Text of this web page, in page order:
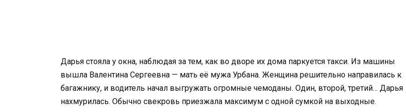
Дарья стояла у окна, наблюдая за тем, как во дворе их дома паркуется такси. Из машины
вышла Валентина Сергеевна — мать её мужа Урбана. Женщина решительно направилась к
багажнику, и водитель начал выгружать огромные чемоданы. Один, второй, третий… Дарья
нахмурилась. Обычно свекровь приезжала максимум с одной сумкой на выходные.